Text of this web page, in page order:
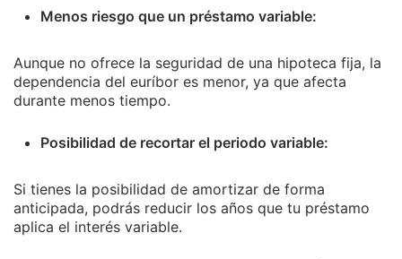
Menos riesgo que un préstamo variable:
Aunque no ofrece la seguridad de una hipoteca fija, la
dependencia del euríbor es menor, ya que afecta
durante menos tiempo.
Posibilidad de recortar el periodo variable:
Si tienes la posibilidad de amortizar de forma
anticipada, podrás reducir los años que tu préstamo
aplica el interés variable.